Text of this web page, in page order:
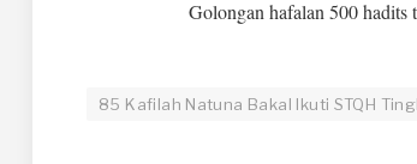
Golongan hafalan 500 hadits
85 Kafilah Natuna Bakal Ikuti STQH